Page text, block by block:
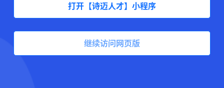
打开【诗迈人才】小程序
继续访问网页版